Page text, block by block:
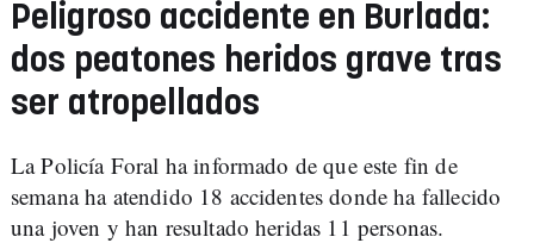
Peligroso accidente en Burlada:
dos peatones heridos grave tras
ser atropellados
La Policía Foral ha informado de que este fin de
semana ha atendido 18 accidentes donde ha fallecido
una joven y han resultado heridas 11 personas.